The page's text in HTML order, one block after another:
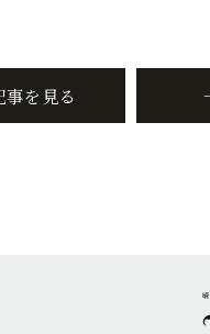
事を見る